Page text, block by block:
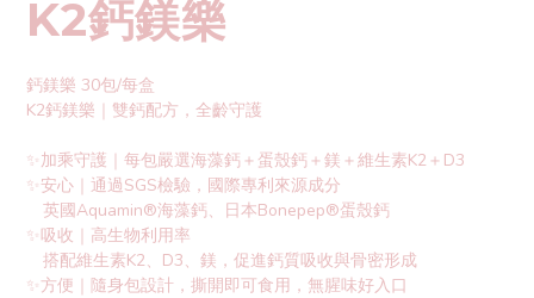
K2鈣鎂樂
鈣鎂樂 30包/每盒
K2鈣鎂樂｜雙鈣配方，全齡守護
✨加乘守護｜每包嚴選海藻鈣＋蛋殼鈣＋鎂＋維生素K2＋D3
✨安心｜通過SGS檢驗，國際專利來源成分
英國Aquamin®海藻鈣、日本Bonepep®蛋殼鈣
✨吸收｜高生物利用率
搭配維生素K2、D3、鎂，促進鈣質吸收與骨密形成
✨方便｜隨身包設計，撕開即可食用，無腥味好入口